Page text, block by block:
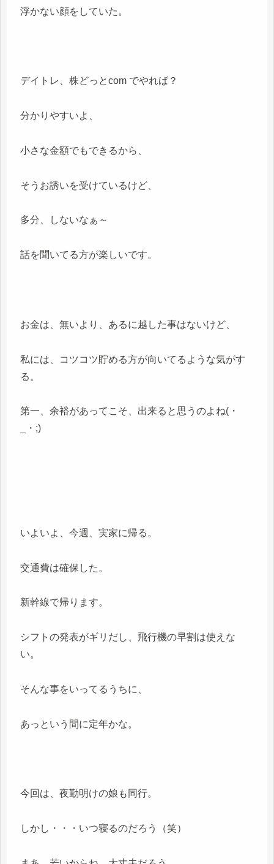
浮かない顔をしていた。
デイトレ、株どっとcom でやれば？
分かりやすいよ、
小さな金額でもできるから、
そうお誘いを受けているけど、
多分、しないなぁ～
話を聞いてる方が楽しいです。
お金は、無いより、あるに越した事はないけど、
私には、コツコツ貯める方が向いてるような気がす
る。
第一、余裕があってこそ、出来ると思うのよね(・
_・;)
いよいよ、今週、実家に帰る。
交通費は確保した。
新幹線で帰ります。
シフトの発表がギリだし、飛行機の早割は使えな
い。
そんな事をいってるうちに、
あっという間に定年かな。
今回は、夜勤明けの娘も同行。
しかし・・・いつ寝るのだろう（笑）